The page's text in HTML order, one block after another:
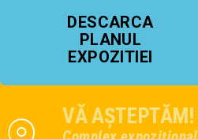
DESCARCA
PLANUL
EXPOZITIEI
VĂ AȘTEPTĂM!